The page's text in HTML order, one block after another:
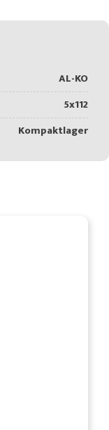
AL-KO
5x112
Kompaktlager